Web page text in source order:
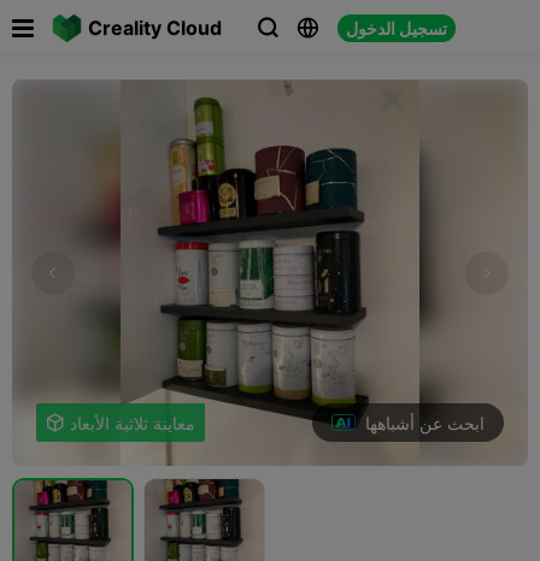
Creality Cloud   تسجيل الدخول
 
 معاينة ثلاثية الأبعاد ابحث عن أشباهها